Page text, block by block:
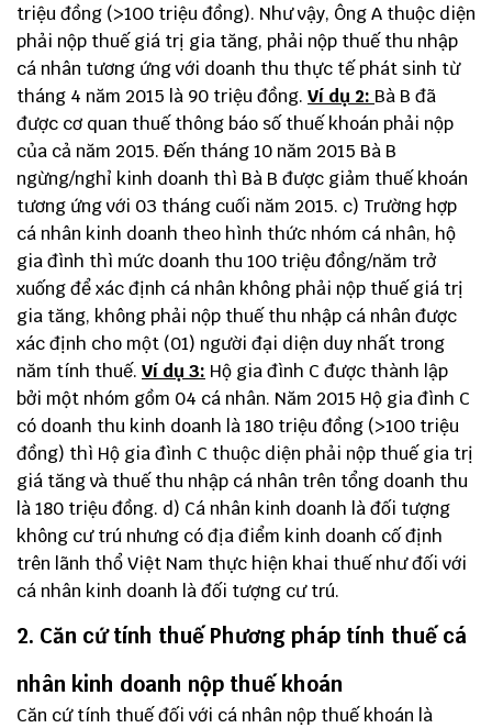
triệu đồng (>100 triệu đồng). Như vậy, Ông A thuộc diện
phải nộp thuế giá trị gia tăng, phải nộp thuế thu nhập
cá nhân tương ứng với doanh thu thực tế phát sinh từ
tháng 4 năm 2015 là 90 triệu đồng. Ví dụ 2: Bà B đã
được cơ quan thuế thông báo số thuế khoán phải nộp
của cả năm 2015. Đến tháng 10 năm 2015 Bà B
ngừng/nghỉ kinh doanh thì Bà B được giảm thuế khoán
tương ứng với 03 tháng cuối năm 2015. c) Trường hợp
cá nhân kinh doanh theo hình thức nhóm cá nhân, hộ
gia đình thì mức doanh thu 100 triệu đồng/năm trở
xuống để xác định cá nhân không phải nộp thuế giá trị
gia tăng, không phải nộp thuế thu nhập cá nhân được
xác định cho một (01) người đại diện duy nhất trong
năm tính thuế. Ví dụ 3: Hộ gia đình C được thành lập
bởi một nhóm gồm 04 cá nhân. Năm 2015 Hộ gia đình C
có doanh thu kinh doanh là 180 triệu đồng (>100 triệu
đồng) thì Hộ gia đình C thuộc diện phải nộp thuế gia trị
giá tăng và thuế thu nhập cá nhân trên tổng doanh thu
là 180 triệu đồng. d) Cá nhân kinh doanh là đối tượng
không cư trú nhưng có địa điểm kinh doanh cố định
trên lãnh thổ Việt Nam thực hiện khai thuế như đối với
cá nhân kinh doanh là đối tượng cư trú.
2. Căn cứ tính thuế Phương pháp tính thuế cá
nhân kinh doanh nộp thuế khoán
Căn cứ tính thuế đối với cá nhân nộp thuế khoán là